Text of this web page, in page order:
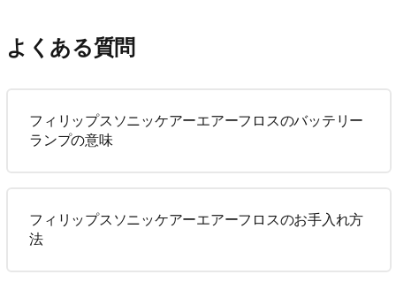
よくある質問
フィリップスソニッケアーエアーフロスのバッテリー
ランプの意味
フィリップスソニッケアーエアーフロスのお手入れ方
法